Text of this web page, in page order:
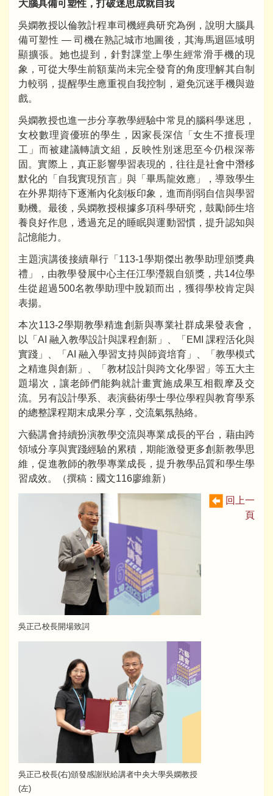
大腦具備可塑性，打破迷思成就自我
吳嫻教授以倫敦計程車司機經典研究為例，說明大腦具
備可塑性 — 司機在熟記城市地圖後，其海馬迴區域明
顯擴張。她也提到，針對課堂上學生經常滑手機的現
象，可從大學生前額葉尚未完全發育的角度理解其自制
力較弱，提醒學生應重視自我控制，避免沉迷手機與遊
戲。
吳嫻教授也進一步分享教學經驗中常見的腦科學迷思，
女校數理資優班的學生，因家長深信「女生不擅長理
工」而被建議轉讀文組，反映性別迷思至今仍根深蒂
固。實際上，真正影響學習表現的，往往是社會中潛移
默化的「自我實現預言」與「畢馬龍效應」，導致學生
在外界期待下逐漸內化刻板印象，進而削弱自信與學習
動機。最後，吳嫻教授根據多項科學研究，鼓勵師生培
養良好作息，透過充足的睡眠與運動習慣，提升認知與
記憶能力。
主題演講後接續舉行「113-1學期傑出教學助理頒獎典
禮」，由教學發展中心主任江學瀅親自頒獎，共14位學
生從超過500名教學助理中脫穎而出，獲得學校肯定與
表揚。
本次113-2學期教學精進創新與專業社群成果發表會，
以「AI 融入教學設計與課程創新」、「EMI 課程活化與
實踐」、「AI 融入學習支持與師資培育」、「教學模式
之精進與創新」、「教材設計與跨文化學習」等五大主
題場次，讓老師們能夠就計畫實施成果互相觀摩及交
流。另有設計學系、表演藝術學士學位學程與教育學系
的總整課程期末成果分享，交流氣氛熱絡。
六藝講會持續扮演教學交流與專業成長的平台，藉由跨
領域分享與實踐經驗的累積，期能激發更多創新教學思
維，促進教師的教學專業成長，提升教學品質和學生學
習成效。（撰稿：國文116廖維新）
吳正己校長開場致詞
吳正己校長(右)頒發感謝狀給講者中央大學吳嫻教授
(左)
回上一
頁